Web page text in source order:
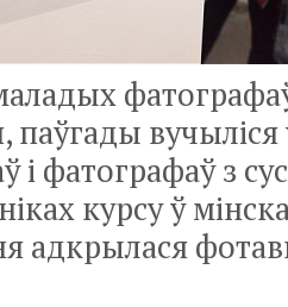
вучыліся
і фатографаў з
курсу ў
адкрылася